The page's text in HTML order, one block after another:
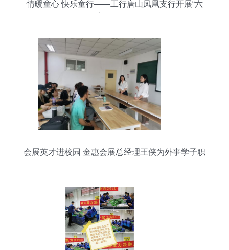
情暖童心 快乐童行——工行唐山凤凰支行开展“六
会展英才进校园 金惠会展总经理王侠为外事学子职